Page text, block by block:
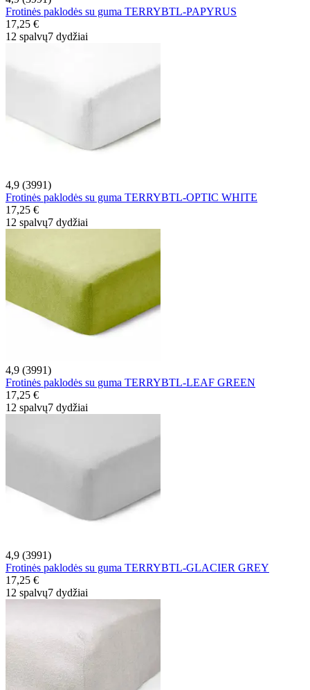
Frotinės paklodės su guma TERRYBTL-PAPYRUS
17,25 €
12 spalvų7 dydžiai
4,9 (3991)
Frotinės paklodės su guma TERRYBTL-OPTIC WHITE
17,25 €
12 spalvų7 dydžiai
4,9 (3991)
Frotinės paklodės su guma TERRYBTL-LEAF GREEN
17,25 €
12 spalvų7 dydžiai
4,9 (3991)
Frotinės paklodės su guma TERRYBTL-GLACIER GREY
17,25 €
12 spalvų7 dydžiai